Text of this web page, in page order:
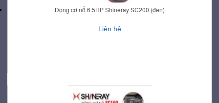
Động cơ nổ 6.5HP Shineray SC200 (đen)
Liên hệ